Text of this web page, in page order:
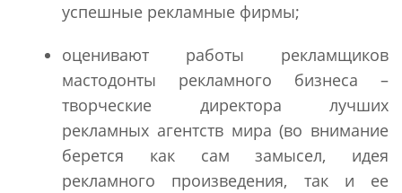
успешные рекламные фирмы;
оценивают работы рекламщиков
мастодонты рекламного бизнеса –
творческие директора лучших
рекламных агентств мира (во внимание
берется как сам замысел, идея
рекламного произведения, так и ее